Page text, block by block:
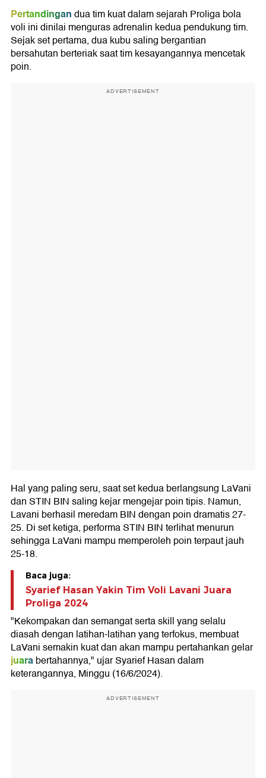
Pertandingandua tim kuat dalam sejarah Proliga bola
voli ini dinilai menguras adrenalin kedua pendukung tim.
Sejak set pertama, dua kubu saling bergantian
bersahutan berteriak saat tim kesayangannya mencetak
poin.
ADVERTISEMENT
Hal yang paling seru, saat set kedua berlangsung LaVani
dan STIN BIN saling kejar mengejar poin tipis. Namun,
Lavani berhasil meredam BIN dengan poin dramatis 27-
25. Di set ketiga, performa STIN BIN terlihat menurun
sehingga LaVani mampu memperoleh poin terpaut jauh
25-18.
Baca juga:
Syarief Hasan Yakin Tim Voli Lavani Juara
Proliga 2024
"Kekompakan dan semangat serta skill yang selalu
diasah dengan latihan-latihan yang terfokus, membuat
LaVani semakin kuat dan akan mampu pertahankan gelar
juarabertahannya," ujar Syarief Hasan dalam
keterangannya, Minggu (16/6/2024).
ADVERTISEMENT